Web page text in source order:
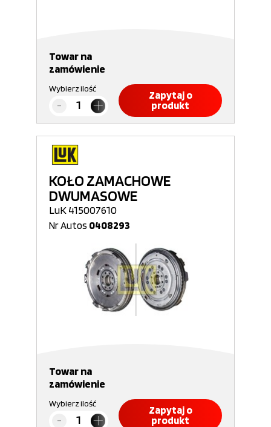
Towar na
zamówienie
Wybierz ilość
Zapytaj o
produkt
KOŁO ZAMACHOWE
DWUMASOWE
LuK 415007610
Nr Autos 0408293
Towar na
zamówienie
Wybierz ilość
Zapytaj o
produkt